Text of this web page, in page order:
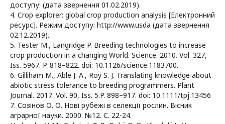
доступу: (дата звернення 01.02.2019).
4. Crop explorer: global crop production analysis [Електронний
ресурс]. Режим доступу: http://www.usda (дата звернення
02.12.2019).
5. Tester M., Langridge P. Breeding technologies to increase
crop production in a changing World. Science. 2010. Vol. 327,
Iss. 5967. P. 818–822. doi: 10.1126/science.1183700.
6. Gilliham M., Able J. A., Roy S. J. Translating knowledge about
abiotic stress tolerance to breeding programmers. Plant
Journal. 2017. Vol. 90, Iss. 5.P. 898–917. doi: 10.1111/tpj.13456
7. Созінов О. О. Нові рубежі в селекції рослин. Вісник
аграрної науки. 2000. №12. С. 22-24.